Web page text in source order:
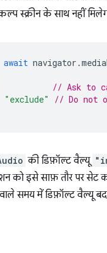
स्क्रीन के साथ नहीं
await navigator .
// Ask to
"exclude"
// Do not
की डिफ़ॉल्ट वैल्यू
को इसे साफ़ तौर पर सेट
समय में डिफ़ॉल्ट वैल्यू